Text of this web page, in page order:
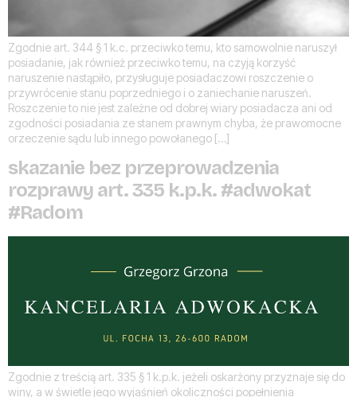
Zgodnie art. 344 § 1 k.c. przeciwko temu, kto samowolnie naruszył
posiadanie, jak również przeciwko temu, na czyją korzyść
naruszenie nastąpiło, przysługuje posiadaczowi roszczenie o
przywrócenie stanu poprzedniego i o zaniechanie naruszeń.
Roszczenie to nie jest zależne od dobrej wiary posiadacza ani od
zgodności posiadania ze stanem prawnym chyba, że prawomocne
orzeczenie sądu lub innego powołanego […]
skazanie bez przeprowadzenia
rozprawy art. 335 k.p.k. #adwokat
#Radom
Zgodnie z treścią art. 335 § 1 k.p.k. jeżeli oskarżony przyznaje się do
winy, a w świetle jego wyjaśnień okoliczności popełnienia